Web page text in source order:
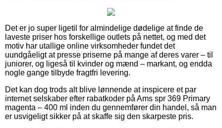
Det er jo super ligetil for almindelige dødelige at finde de
laveste priser hos forskellige outlets på nettet, og med det
motiv har utallige online virksomheder fundet det
uundgåeligt at presse priserne på mange af deres varer – til
juniorer, og ligeså til kvinder og mænd – markant, og endda
nogle gange tilbyde fragtfri levering.
Det kan dog trods alt blive lønnende at inspicere et par
internet selskaber efter rabatkoder på Ams spr 369 Primary
magenta – 400 ml inden du gennemfører din handel, så man
er usvigeligt sikker på at skaffe sig den skarpeste pris.